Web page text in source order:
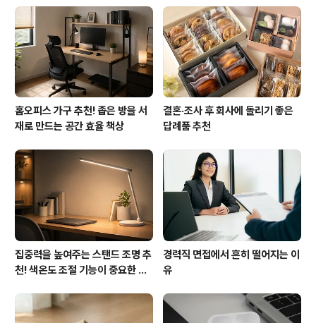
빵에서 구독 하기, 다운로드 하기, 별점 주기, 좋아요 누르
기, 댓글 달기 꼭 해주세요. ※ 홈페이지 : http://nanjobst
ory.com※ 카페 : ..
홈오피스 가구 추천! 좁은 방을 서
재로 만드는 공간 효율 책상
결혼·조사 후 회사에 돌리기 좋은
답례품 추천
집중력을 높여주는 스탠드 조명 추
천! 색온도 조절 기능이 중요한 이
경력직 면접에서 흔히 떨어지는 이
유